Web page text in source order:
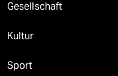
Gesellschaft
Kultur
Sport